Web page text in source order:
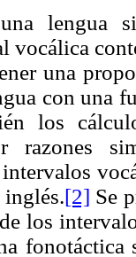
lengua
vocálica
una
con una
los
razones
inglés.[2] Se
los